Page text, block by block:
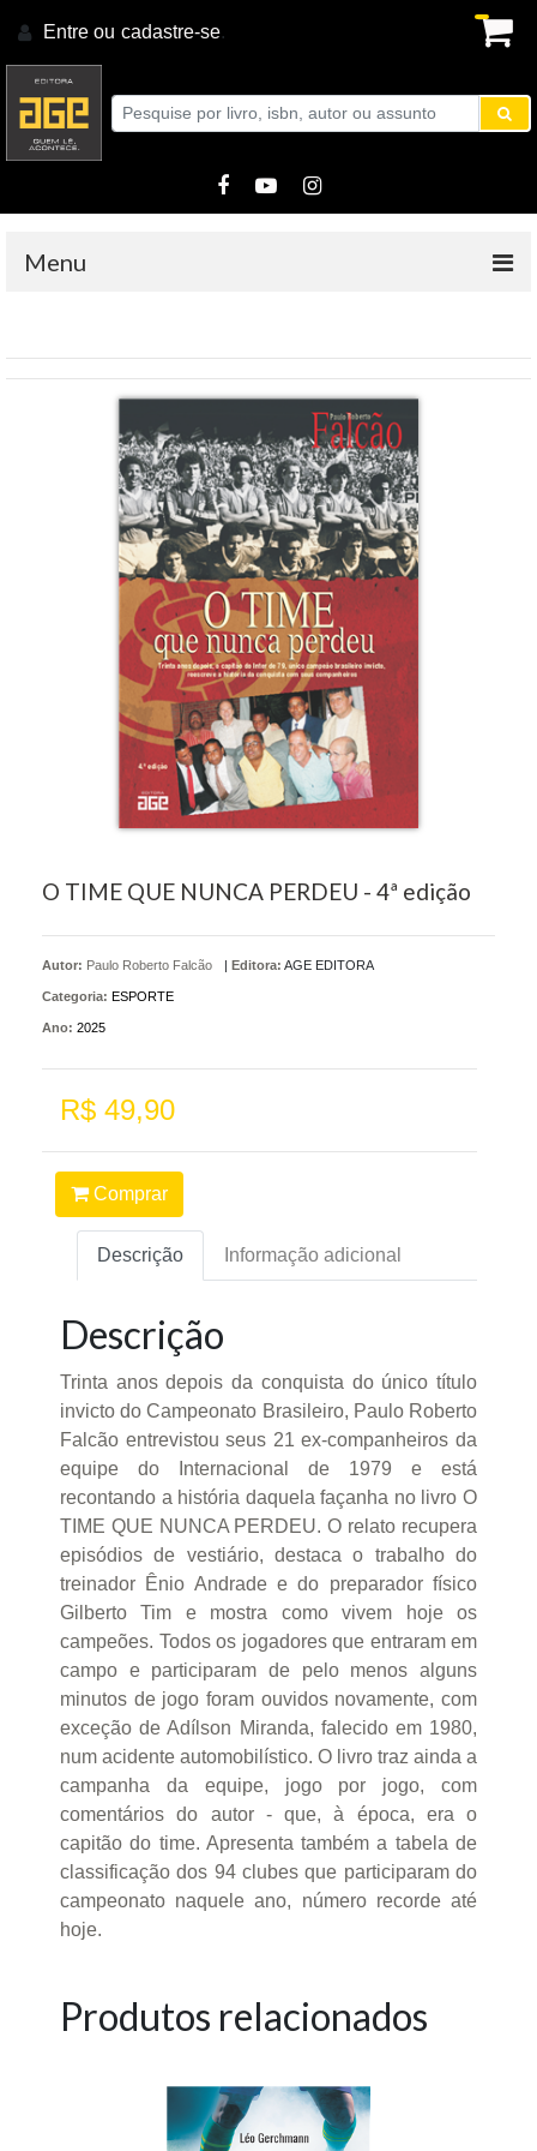
Entre ou cadastre-se.
Menu
O TIME QUE NUNCA PERDEU - 4ª edição
Autor: Paulo Roberto Falcão | Editora: AGE EDITORA
Categoria: ESPORTE
Ano: 2025
R$ 49,90
Comprar
Descrição Informação adicional
Descrição
Trinta anos depois da conquista do único título
invicto do Campeonato Brasileiro, Paulo Roberto
Falcão entrevistou seus 21 ex-companheiros da
equipe do Internacional de 1979 e está
recontando a história daquela façanha no livro O
TIME QUE NUNCA PERDEU. O relato recupera
episódios de vestiário, destaca o trabalho do
treinador Ênio Andrade e do preparador físico
Gilberto Tim e mostra como vivem hoje os
campeões. Todos os jogadores que entraram em
campo e participaram de pelo menos alguns
minutos de jogo foram ouvidos novamente, com
exceção de Adílson Miranda, falecido em 1980,
num acidente automobilístico. O livro traz ainda a
campanha da equipe, jogo por jogo, com
comentários do autor - que, à época, era o
capitão do time. Apresenta também a tabela de
classificação dos 94 clubes que participaram do
campeonato naquele ano, número recorde até
hoje.
Produtos relacionados